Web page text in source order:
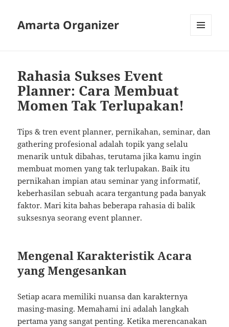
Amarta Organizer
Rahasia Sukses Event
Planner: Cara Membuat
Momen Tak Terlupakan!
Tips & tren event planner, pernikahan, seminar, dan
gathering profesional adalah topik yang selalu
menarik untuk dibahas, terutama jika kamu ingin
membuat momen yang tak terlupakan. Baik itu
pernikahan impian atau seminar yang informatif,
keberhasilan sebuah acara tergantung pada banyak
faktor. Mari kita bahas beberapa rahasia di balik
suksesnya seorang event planner.
Mengenal Karakteristik Acara
yang Mengesankan
Setiap acara memiliki nuansa dan karakternya
masing-masing. Memahami ini adalah langkah
pertama yang sangat penting. Ketika merencanakan